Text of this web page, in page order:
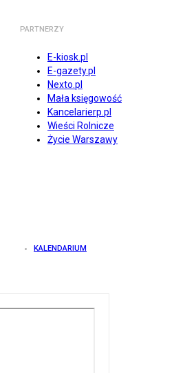
PARTNERZY
E-kiosk.pl
E-gazety.pl
Nexto.pl
Mała księgowość
Kancelarierp.pl
Wieści Rolnicze
Życie Warszawy
KALENDARIUM